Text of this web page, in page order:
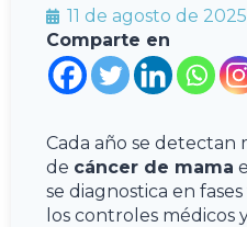
11 de agosto de 2025
Comparte en
Cada año se detectan
de cáncer de mama
se diagnostica en
los controles médicos